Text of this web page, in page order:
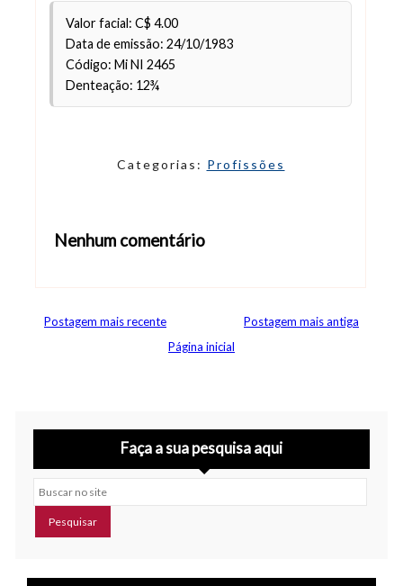
Valor facial: C$ 4.00
Data de emissão: 24/10/1983
Código: Mi NI 2465
Denteação: 12¾
Categorias: Profissões
Nenhum comentário
Postagem mais recente
Postagem mais antiga
Página inicial
Faça a sua pesquisa aqui
Buscar no site